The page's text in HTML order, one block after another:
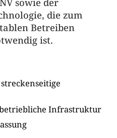
die zum
Betreiben
ist.
Infrastruktur